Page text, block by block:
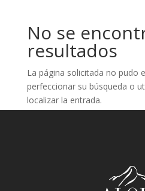
No se
resultados
La página solicitada no pudo
perfeccionar su búsqueda o
localizar la entrada.